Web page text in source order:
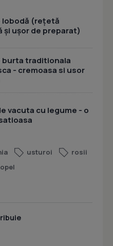
lobodă (rețetă
și ușor de preparat)
burta traditionala
- cremoasa si usor
vacuta cu legume - o
usturoi
rosii